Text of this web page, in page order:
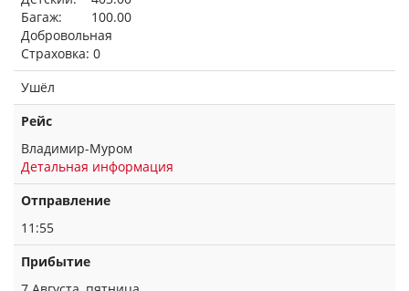
Багаж: 100.00
Добровольная
Страховка: 0
Ушёл
Рейс
Владимир-Муром
Детальная информация
Отправление
11:55
Прибытие